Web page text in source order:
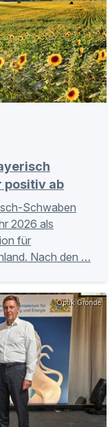
positiv ab
Schwaben
2026 als
für
Nach den …
Optik Gronde